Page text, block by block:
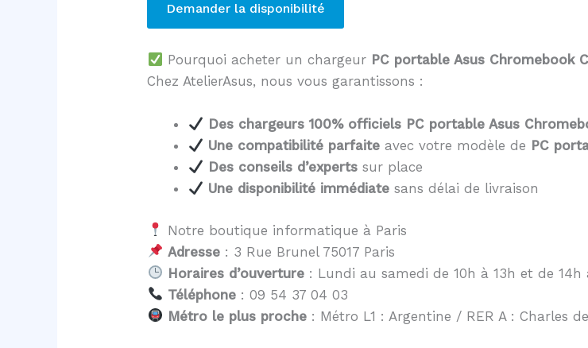
Demander la disponibilité
Pourquoi acheter un chargeur PC portable Asus Chromebook
Chez AtelierAsus, nous vous garantissons :
Des chargeurs 100% officiels PC portable Asus
Une compatibilité parfaiteavec votre modèle de PC
Des conseils d’expertssur place
Une disponibilité immédiatesans délai de livraison
Notre boutique informatique à Paris
Adresse: 3 Rue Brunel 75017 Paris
Horaires d’ouverture: Lundi au samedi de 10h à 13h et de 14h
Téléphone: 09 54 37 04 03
Métro le plus proche: Métro L1 : Argentine / RER A : Charles